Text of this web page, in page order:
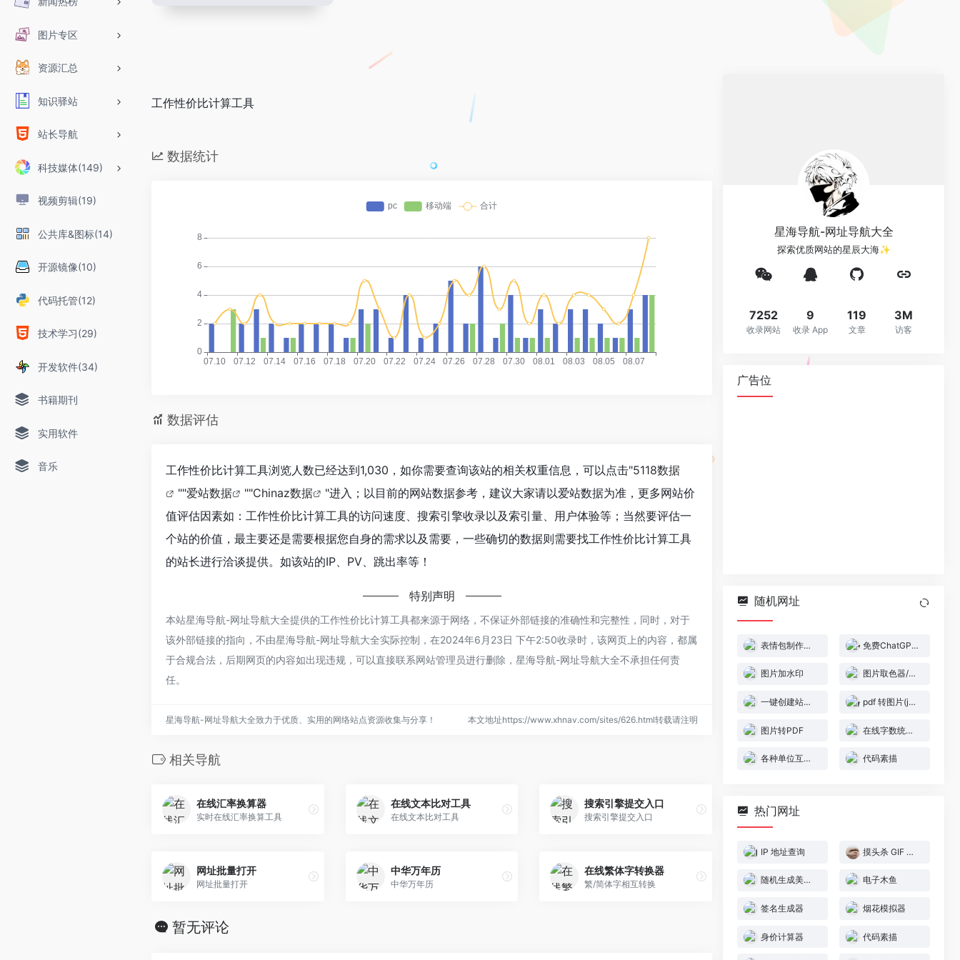
图片专区
资源汇总
知识驿站
站长导航
科技媒体(149)
视频剪辑(19)
公共库&图标(14)
开源镜像(10)
代码托管(12)
技术学习(29)
开发软件(34)
书籍期刊
实用软件
音乐
工作性价比计算工具
数据统计
数据评估
工作性价比计算工具浏览人数已经达到1,030，如你需要查询该站的相关权重信息，可以点击"5118数据
""爱站数据 ""Chinaz数据
"进入；以目前的网站数据参考，建议大家请以爱站数据为准，更多网站价
值评估因素如：工作性价比计算工具的访问速度、搜索引擎收录以及索引量、用户体验等；当然要评估一
个站的价值，最主要还是需要根据您自身的需求以及需要，一些确切的数据则需要找工作性价比计算工具
的站长进行洽谈提供。如该站的IP、PV、跳出率等！
特别声明
本站星海导航-网址导航大全提供的工作性价比计算工具都来源于网络，不保证外部链接的准确性和完整性，同时，对于
该外部链接的指向，不由星海导航-网址导航大全实际控制，在2024年6月23日 下午2:50收录时，该网页上的内容，都属
于合规合法，后期网页的内容如出现违规，可以直接联系网站管理员进行删除，星海导航-网址导航大全不承担任何责
任。
星海导航-网址导航大全致力于优质、实用的网络站点资源收集与分享！ 本文地址https://www.xhnav.com/sites/626.html转载请注明
相关导航
在线汇率换算器
实时在线汇率换算工具
在线文本比对工具
在线文本比对工具
搜索引擎提交入口
搜索引擎提交入口
网址批量打开
网址批量打开
中华万年历
中华万年历
在线繁体字转换器
繁/简体字相互转换
暂无评论
星海导航-网址导航大全
探索优质网站的星辰大海✨
7252
收录网站
9
收录 App
119
文章
3M
访客
广告位
随机网址
表情包制作大全 免费ChatGPT中文版
图片加水印 图片取色器/拾色器
一键创建站点地图 pdf 转图片(jpg,png)
图片转PDF 在线字数统计工具
各种单位互相转换 代码素描
热门网址
IP 地址查询 摸头杀 GIF 生成器
随机生成美少女图片 电子木鱼
签名生成器 烟花模拟器
身价计算器 代码素描